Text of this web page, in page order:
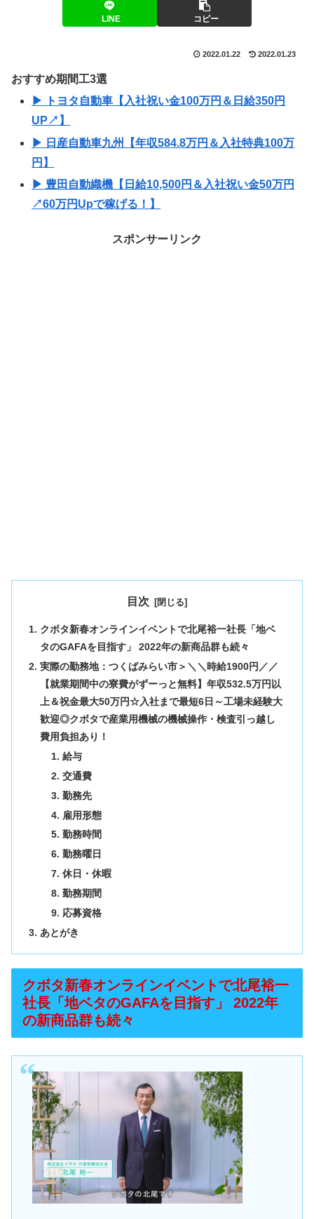
LINE コピー
2022.01.22 2022.01.23
おすすめ期間工3選
▶ トヨタ自動車【入社祝い金100万円＆日給350円
UP↗】
▶ 日産自動車九州【年収584.8万円＆入社特典100万
円】
▶ 豊田自動織機【日給10,500円＆入社祝い金50万円
↗60万円Upで稼げる！】
スポンサーリンク
目次
クボタ新春オンラインイベントで北尾裕一社長「地ベ
タのGAFAを目指す」 2022年の新商品群も続々
実際の勤務地：つくばみらい市＞＼＼時給1900円／／
【就業期間中の寮費がずーっと無料】年収532.5万円以
上＆祝金最大50万円☆入社まで最短6日～工場未経験大
歓迎◎クボタで産業用機械の機械操作・検査引っ越し
費用負担あり！
給与
交通費
勤務先
雇用形態
勤務時間
勤務曜日
休日・休暇
勤務期間
応募資格
あとがき
クボタ新春オンラインイベントで北尾裕一
社長「地ベタのGAFAを目指す」 2022年
の新商品群も続々